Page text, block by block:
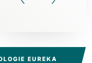
EUREKA